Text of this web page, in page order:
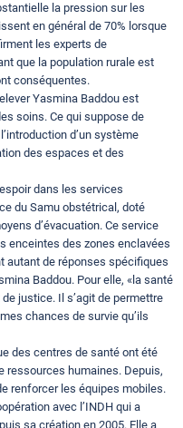
la pression sur les
en général de 70% lorsque
les experts de
que la population rurale est
conséquentes.
Yasmina Baddou est
soins. Ce qui suppose de
d’un système
des espaces et des
dans les services
du Samu obstétrical, doté
d’évacuation. Ce service
enceintes des zones enclavées
autant de réponses spécifiques
Baddou. Pour elle, «la santé
justice. Il s’agit de permettre
chances de survie qu’ils
des centres de santé ont été
ressources humaines. Depuis,
renforcer les équipes mobiles.
avec l’INDH qui a
sa création en 2005. Elle a